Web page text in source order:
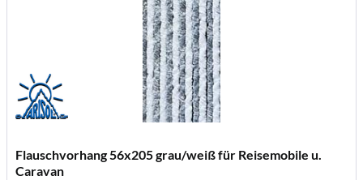
Flauschvorhang 56x205 grau/weiß für Reisemobile u.
Caravan